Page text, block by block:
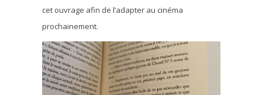
cet ouvrage afin de l’adapter au cinéma
prochainement.